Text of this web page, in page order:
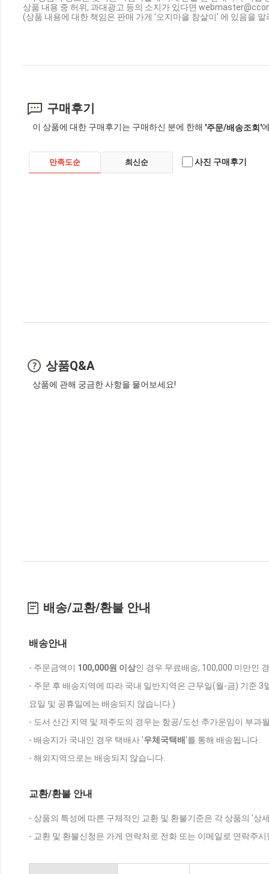
상품 내용 중 허위, 과대광고 등의 소지가 있다면
(상품 내용에 대한 책임은 판매 가게 '오지마을 참살이' 에 있음을 알
구매후기
이 상품에 대한 구매후기는 구매하신 분에 한해 '주문/배송조회'
만족도순 최신순 사진 구매후기
상품Q&A
상품에 관해 궁금한 사항을 물어보세요!
배송/교환/환불 안내
배송안내
- 주문금액이 100,000원 이상인 경우 무료배송, 100,000 미만인
- 주문 후 배송지역에 따라 국내 일반지역은 근무일(월-금) 기준
요일 및 공휴일에는 배송되지 않습니다.)
- 도서 산간 지역 및 제주도의 경우는 항공/도선 추가운임이 부과
- 배송지가 국내인 경우 택배사 '우체국택배'를 통해 배송됩니다.
- 해외지역으로는 배송되지 않습니다.
교환/환불 안내
- 상품의 특성에 따른 구체적인 교환 및 환불기준은 각 상품의 '상
- 교환 및 환불신청은 가게 연락처로 전화 또는 이메일로 연락주